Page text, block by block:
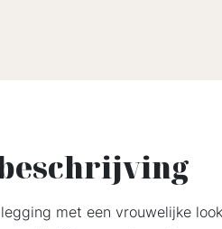
met een vrouwelijke